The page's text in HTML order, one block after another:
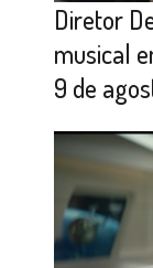
Diretor
musical
9 de